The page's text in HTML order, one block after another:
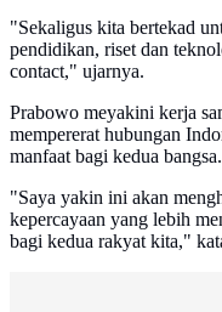
"Sekaligus kita bertekad
pendidikan, riset dan
contact," ujarnya.
Prabowo meyakini kerja
mempererat hubungan
manfaat bagi kedua bangsa.
"Saya yakin ini akan
kepercayaan yang lebih
bagi kedua rakyat kita,"